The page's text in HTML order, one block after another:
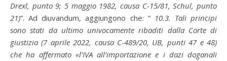
Drexl, punto 9; 5 maggio 1982, causa C-15/81, Schul, punto
21)”. Ad diuvandum, aggiungono che: “ 10.3. Tali principi
sono stati da ultimo univocamente ribaditi dalla Corte di
giustizia (7 aprile 2022, causa C-489/20, UB, punti 47 e 48)
che ha affermato «l’IVA all’importazione e i dazi doganali